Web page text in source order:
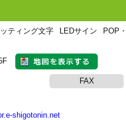
ティング文字 LEDサイン
POP
FAX
shigotonin.net